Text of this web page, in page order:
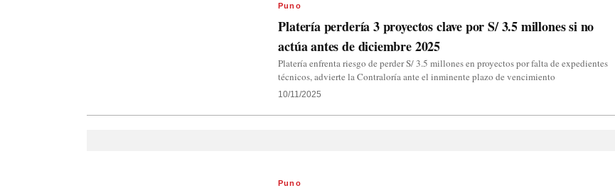
Puno
Platería perdería 3 proyectos clave por S/ 3.5 millones si no
actúa antes de diciembre 2025
Platería enfrenta riesgo de perder S/ 3.5 millones en proyectos por falta de expedientes
técnicos, advierte la Contraloría ante el inminente plazo de vencimiento
10/11/2025
Puno